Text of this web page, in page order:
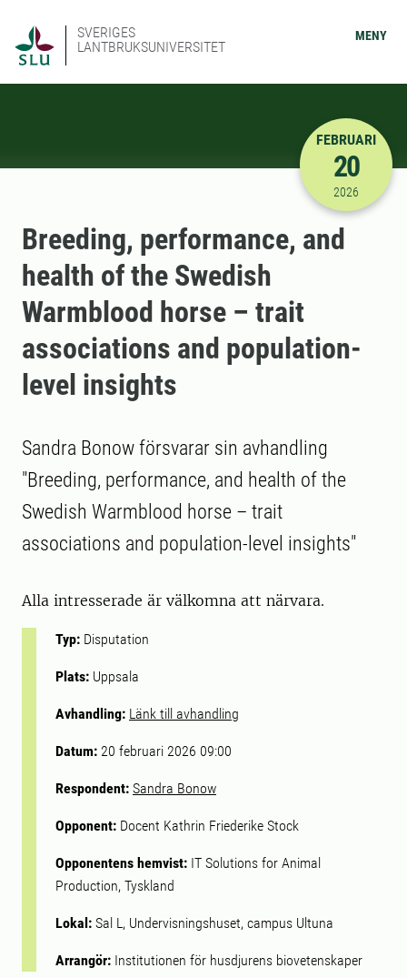
SVERIGES
LANTBRUKSUNIVERSITET
MENY
2026-02-
FEBRUARI
20
2026
Breeding, performance, and
health of the Swedish
Warmblood horse – trait
associations and population-
level insights
Sandra Bonow försvarar sin avhandling
"Breeding, performance, and health of the
Swedish Warmblood horse – trait
associations and population-level insights"
Alla intresserade är välkomna att närvara.
Typ: Disputation
Plats: Uppsala
Avhandling: Länk till avhandling
Datum: 20 februari 2026 09:00
Respondent: Sandra Bonow
Opponent: Docent Kathrin Friederike Stock
Opponentens hemvist: IT Solutions for Animal
Production, Tyskland
Lokal: Sal L, Undervisningshuset, campus Ultuna
Arrangör: Institutionen för husdjurens biovetenskaper